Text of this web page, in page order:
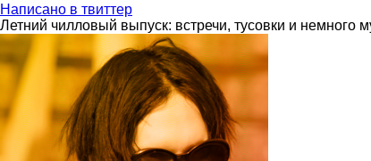
Написано в твиттер
Летний чилловый выпуск: встречи, тусовки и немного